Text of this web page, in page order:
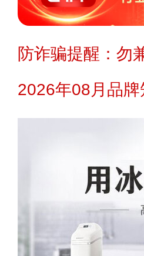
防诈骗提醒：勿
2026年08月品